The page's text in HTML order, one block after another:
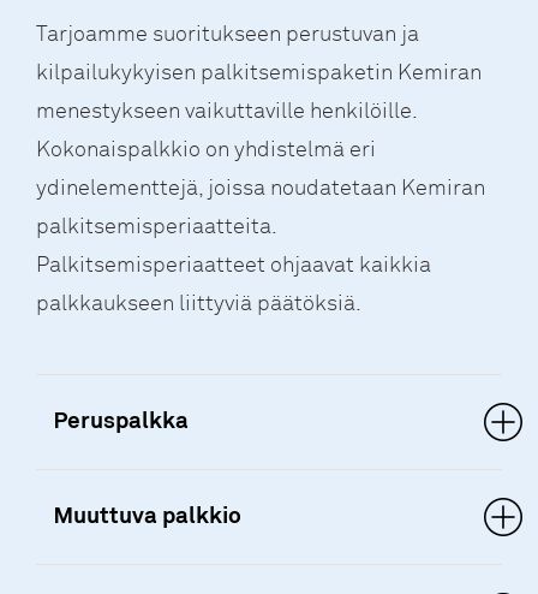
Tarjoamme suoritukseen perustuvan ja
kilpailukykyisen palkitsemispaketin Kemiran
menestykseen vaikuttaville henkilöille.
Kokonaispalkkio on yhdistelmä eri
ydinelementtejä, joissa noudatetaan Kemiran
palkitsemisperiaatteita.
Palkitsemisperiaatteet ohjaavat kaikkia
palkkaukseen liittyviä päätöksiä.
Peruspalkka
Muuttuva palkkio